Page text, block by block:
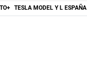
TESLA MODEL Y L ESPAÑA